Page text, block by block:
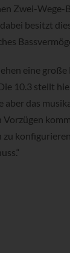
Zwei-Wege-
besitzt
eine
10.3 stellt
das
Vorzügen
zu